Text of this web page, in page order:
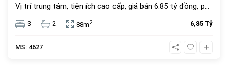
Vị trí trung tâm, tiện ích cao cấp, giá bán 6.85 tỷ đồng, phù
hợp để ở hoặc đầu tư.
3 2 88m2 6,85 Tỷ
MS: 4627